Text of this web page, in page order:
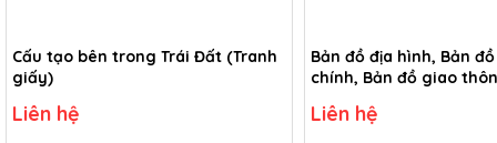
Cấu tạo bên trong Trái Đất (Tranh
giấy)
Liên hệ
Bản đồ địa hình, Bản
chính, Bản đồ giao
Liên hệ